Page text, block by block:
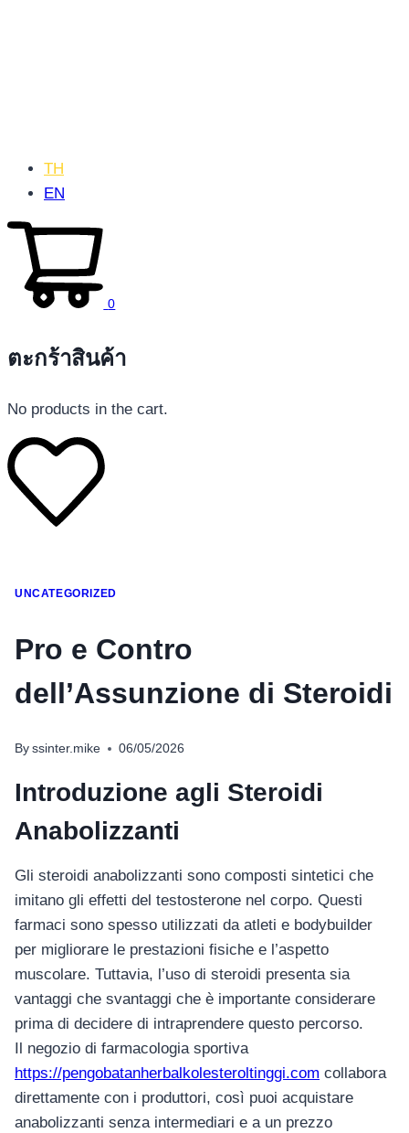
โทรศัพท์มือถือ
อุปกรณ์เสริมโทรศัพท์
สินค้าตามแบรนด์
TH
EN
0
ตะกร้าสินค้า
No products in the cart.
UNCATEGORIZED
Pro e Contro
dell’Assunzione di Steroidi
By ssinter.mike 06/05/2026
Introduzione agli Steroidi
Anabolizzanti
Gli steroidi anabolizzanti sono composti sintetici che
imitano gli effetti del testosterone nel corpo. Questi
farmaci sono spesso utilizzati da atleti e bodybuilder
per migliorare le prestazioni fisiche e l’aspetto
muscolare. Tuttavia, l’uso di steroidi presenta sia
vantaggi che svantaggi che è importante considerare
prima di decidere di intraprendere questo percorso.
Il negozio di farmacologia sportiva
https://pengobatanherbalkolesteroltinggi.com collabora
direttamente con i produttori, così puoi acquistare
anabolizzanti senza intermediari e a un prezzo